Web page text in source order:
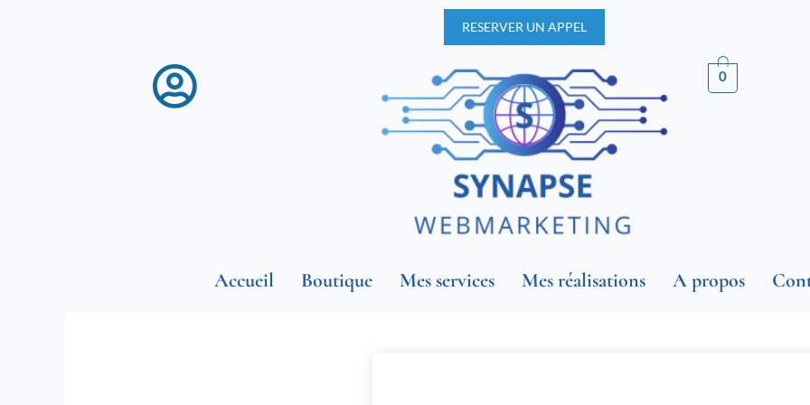
RESERVER UN APPEL
0
Accueil Boutique Mes services Mes réalisations A propos